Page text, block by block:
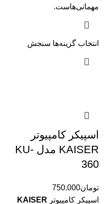
مهمانی‌هاست.
انتخاب گزینه‌ها سنجش
اسپیکر کامپیوتر
KAISER مدل KU-
360
تومان750.000
اسپیکر کامپیوتر KAISER